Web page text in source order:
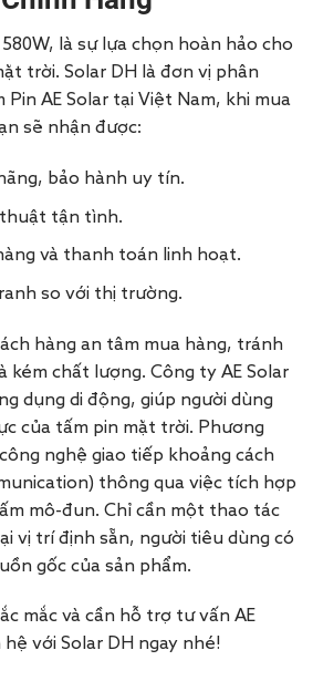
580W, là sự lựa chọn hoàn hảo cho
trời. Solar DH là đơn vị phân
AE Solar tại Việt Nam, khi mua
sẽ nhận được:
bảo hành uy tín.
tận tình.
và thanh toán linh hoạt.
so với thị trường.
hàng an tâm mua hàng, tránh
kém chất lượng. Công ty AE Solar
dụng di động, giúp người dùng
của tấm pin mặt trời. Phương
nghệ giao tiếp khoảng cách
thông qua việc tích hợp
mô-đun. Chỉ cần một thao tác
vị trí định sẵn, người tiêu dùng có
gốc của sản phẩm.
mắc và cần hỗ trợ tư vấn AE
hệ với Solar DH ngay nhé!